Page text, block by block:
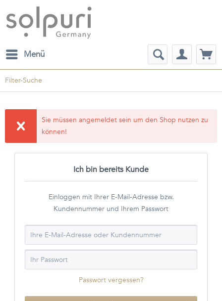
Menü
Filter-Suche
Sie müssen angemeldet sein um den Shop nutzen zu
können!
Ich bin bereits Kunde
Einloggen mit Ihrer E-Mail-Adresse bzw.
Kundennummer und Ihrem Passwort
Passwort vergessen?